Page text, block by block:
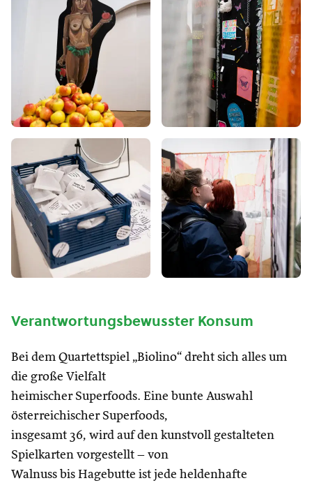
Verantwortungsbewusster Konsum
Bei dem Quartettspiel „Biolino“ dreht sich alles um
die große Vielfalt
heimischer Superfoods. Eine bunte Auswahl
österreichischer Superfoods,
insgesamt 36, wird auf den kunstvoll gestalteten
Spielkarten vorgestellt – von
Walnuss bis Hagebutte ist jede heldenhafte